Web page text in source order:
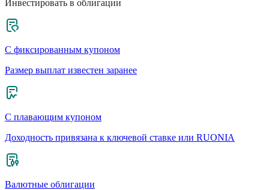
Инвестировать в облигации
С фиксированным купоном
Размер выплат известен заранее
С плавающим купоном
Доходность привязана к ключевой ставке или RUONIA
Валютные облигации